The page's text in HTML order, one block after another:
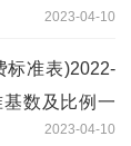
2023-04-10
标准表)2022-
数及比例一
2023-04-10